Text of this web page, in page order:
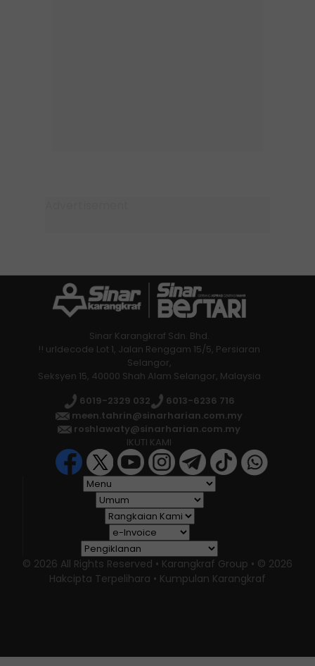
Sinar Karangkraf Sdn. Bhd.
!! urldecode Lot 1, Jalan Renggam 15/5, Persiaran
Selangor,
Seksyen 15, 40000 Shah Alam Selangor, Malaysia
6019-2329 032
6013-6236 716
meen.tahrin@sinarharian.com.my
roshlawaty@sinarharian.com.my
IKUTI KAMI
© 2026 All Rights Reserved • Karangkraf Group • © 2026
Hakcipta Terpelihara • Kumpulan Karangkraf